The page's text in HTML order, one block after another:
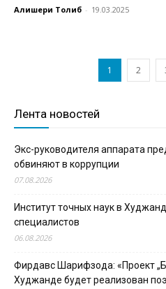
Алишери Толиб - 19.03.2025
1 2
Лента новостей
Экс-руководителя аппарата
обвиняют в коррупции
07.08.2026
Институт точных наук в
специалистов
06.08.2026
Фирдавс Шарифзода: «Проект
Худжанде будет реализован